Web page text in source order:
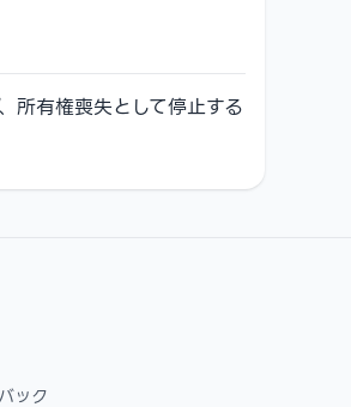
有権喪失として停止する
ック